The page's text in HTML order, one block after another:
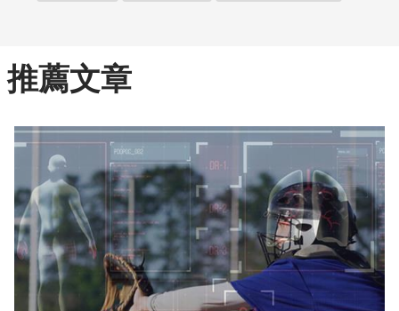
推薦文章